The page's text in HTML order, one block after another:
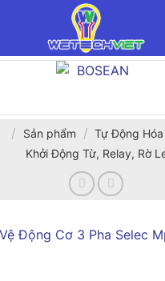
/ Sản phẩm / Tự Động
Khởi Động Từ, Relay, Rờ